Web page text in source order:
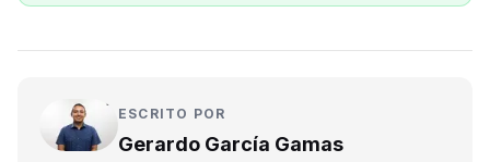
ESCRITO POR
Gerardo García Gamas